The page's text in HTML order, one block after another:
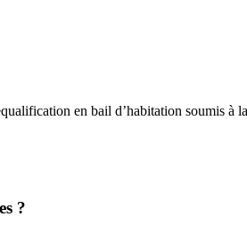
en bail d’habitation soumis à
?